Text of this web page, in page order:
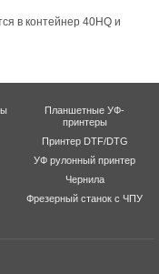
в контейнер 40HQ и
Планшетные УФ-
принтеры
Принтер DTF/DTG
УФ рулонный принтер
Чернила
Фрезерный станок с ЧПУ